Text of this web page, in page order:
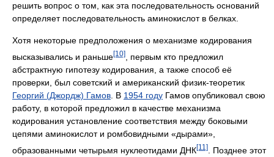
решить вопрос о том, как эта последовательность оснований
определяет последовательность аминокислот в белках.
Хотя некоторые предположения о механизме кодирования
высказывались и раньше[10]
, первым кто предложил
абстрактную гипотезу кодирования, а также способ её
проверки, был советский и американский физик-теоретик
Георгий (Джордж) Гамов . В 1954 году Гамов опубликовал свою
работу, в которой предложил в качестве механизма
кодирования установление соответствия между боковыми
цепями аминокислот и ромбовидными «дырами»,
образованными четырьмя нуклеотидами ДНК[11]
. Позднее этот